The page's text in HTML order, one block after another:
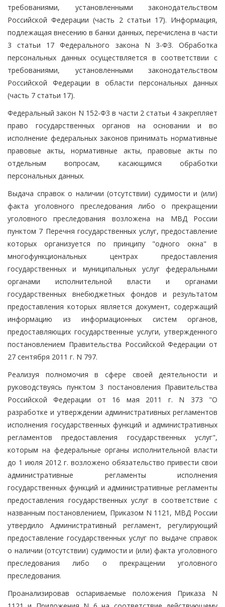
требованиями, установленными законодательством
Российской Федерации (часть 2 статьи 17). Информация,
подлежащая внесению в банки данных, перечислена в части
3 статьи 17 Федерального закона N 3-ФЗ. Обработка
персональных данных осуществляется в соответствии с
требованиями, установленными законодательством
Российской Федерации в области персональных данных
(часть 7 статьи 17).
Федеральный закон N 152-ФЗ в части 2 статьи 4 закрепляет
право государственных органов на основании и во
исполнение федеральных законов принимать нормативные
правовые акты, нормативные акты, правовые акты по
отдельным вопросам, касающимся обработки
персональных данных.
Выдача справок о наличии (отсутствии) судимости и (или)
факта уголовного преследования либо о прекращении
уголовного преследования возложена на МВД России
пунктом 7 Перечня государственных услуг, предоставление
которых организуется по принципу "одного окна" в
многофункциональных центрах предоставления
государственных и муниципальных услуг федеральными
органами исполнительной власти и органами
государственных внебюджетных фондов и результатом
предоставления которых является документ, содержащий
информацию из информационных систем органов,
предоставляющих государственные услуги, утвержденного
постановлением Правительства Российской Федерации от
27 сентября 2011 г. N 797.
Реализуя полномочия в сфере своей деятельности и
руководствуясь пунктом 3 постановления Правительства
Российской Федерации от 16 мая 2011 г. N 373 "О
разработке и утверждении административных регламентов
исполнения государственных функций и административных
регламентов предоставления государственных услуг",
которым на федеральные органы исполнительной власти
до 1 июля 2012 г. возложено обязательство привести свои
административные регламенты исполнения
государственных функций и административные регламенты
предоставления государственных услуг в соответствие с
названным постановлением, Приказом N 1121, МВД России
утвердило Административный регламент, регулирующий
предоставление государственных услуг по выдаче справок
о наличии (отсутствии) судимости и (или) факта уголовного
преследования либо о прекращении уголовного
преследования.
Проанализировав оспариваемые положения Приказа N